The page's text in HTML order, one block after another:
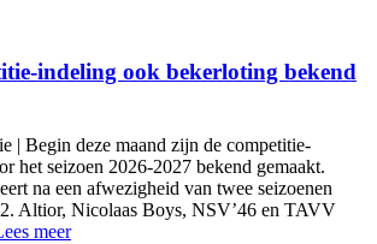
indeling ook bekerloting bekend
| Begin deze maand zijn de competitie-
het seizoen 2026-2027 bekend gemaakt.
na een afwezigheid van twee seizoenen
Altior, Nicolaas Boys, NSV’46 en TAVV
meer